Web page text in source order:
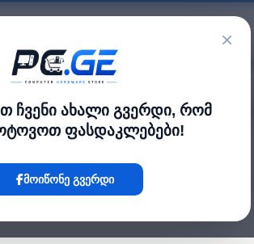
×
ჩვენი ახალი გვერდი, რომ
ფასდაკლებები!
მოიწონე გვერდი
კატალოგი
›IP კამერა - 4მპ, 4მმ, Bullet, Mic, SD, ANR, UMD, Uniview